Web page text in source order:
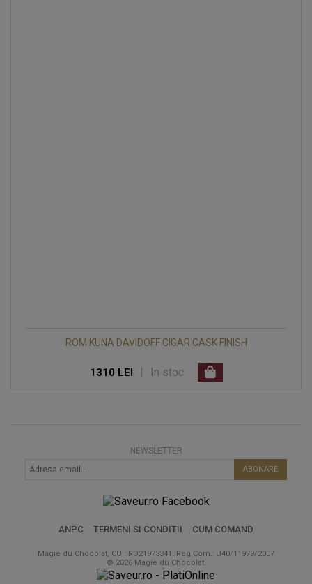
ROM KUNA DAVIDOFF CIGAR CASK FINISH
1310 LEI | In stoc
NEWSLETTER
ABONARE
ANPC TERMENI SI CONDITII CUM COMAND
Magie du Chocolat, CUI: RO21973341, Reg Com.: J40/11979/2007
© 2026 Magie du Chocolat.